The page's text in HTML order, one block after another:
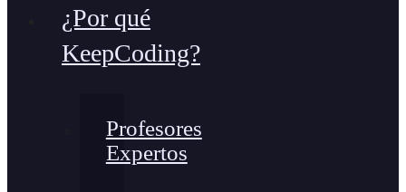
¿Por qué
KeepCoding?
Profesores
Expertos